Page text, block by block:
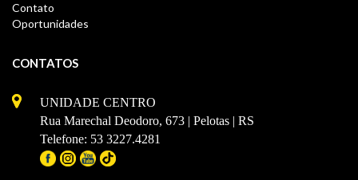
Contato
Oportunidades
CONTATOS
UNIDADE CENTRO
Rua Marechal Deodoro, 673 | Pelotas | RS
Telefone: 53 3227.4281